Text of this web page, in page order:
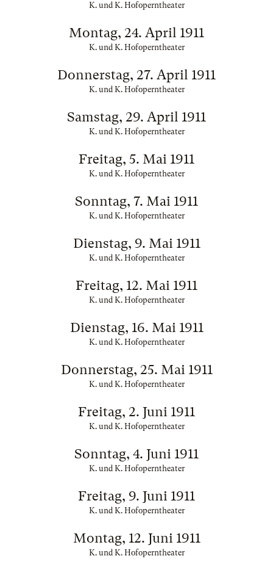
K. und K. Hofoperntheater
Montag, 24. April 1911
K. und K. Hofoperntheater
Donnerstag, 27. April 1911
K. und K. Hofoperntheater
Samstag, 29. April 1911
K. und K. Hofoperntheater
Freitag, 5. Mai 1911
K. und K. Hofoperntheater
Sonntag, 7. Mai 1911
K. und K. Hofoperntheater
Dienstag, 9. Mai 1911
K. und K. Hofoperntheater
Freitag, 12. Mai 1911
K. und K. Hofoperntheater
Dienstag, 16. Mai 1911
K. und K. Hofoperntheater
Donnerstag, 25. Mai 1911
K. und K. Hofoperntheater
Freitag, 2. Juni 1911
K. und K. Hofoperntheater
Sonntag, 4. Juni 1911
K. und K. Hofoperntheater
Freitag, 9. Juni 1911
K. und K. Hofoperntheater
Montag, 12. Juni 1911
K. und K. Hofoperntheater